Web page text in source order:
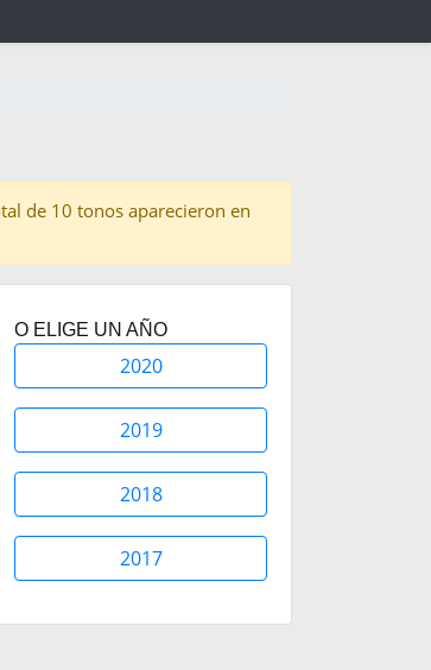
de 10 tonos aparecieron en
O ELIGE UN AÑO
2020
2019
2018
2017